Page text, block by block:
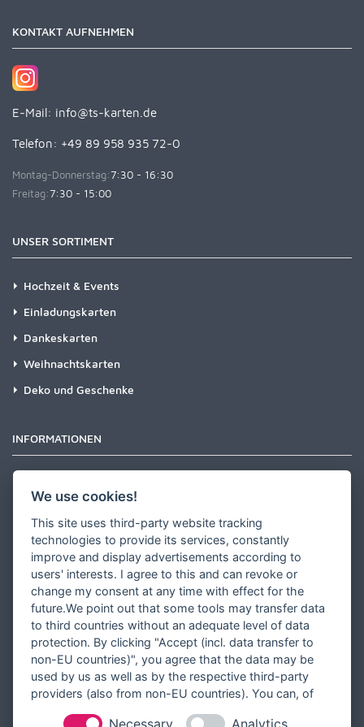
KONTAKT AUFNEHMEN
E-Mail: info@ts-karten.de
Telefon: +49 89 958 935 72-0
Montag-Donnerstag:7:30 - 16:30
Freitag:7:30 - 15:00
UNSER SORTIMENT
Hochzeit & Events
Einladungskarten
Dankeskarten
Weihnachtskarten
Deko und Geschenke
INFORMATIONEN
Versandinformationen
Partner werden
Designer werden
Über Tausendschön Karten
Blog
Ratgeber
Unsere Partner
We use cookies!
This site uses third-party website tracking
technologies to provide its services, constantly
improve and display advertisements according to
users' interests. I agree to this and can revoke or
change my consent at any time with effect for the
future.We point out that some tools may transfer data
to third countries without an adequate level of data
protection. By clicking "Accept (incl. data transfer to
non-EU countries)", you agree that the data may be
used by us as well as by the respective third-party
providers (also from non-EU countries). You can, of
Necessary Analytics